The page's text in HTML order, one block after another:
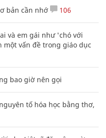
bản cần nhớ 106
và em gái như 'chó với
vấn đề trong giáo dục
bao giờ nên gọi
tố hóa học bằng thơ,